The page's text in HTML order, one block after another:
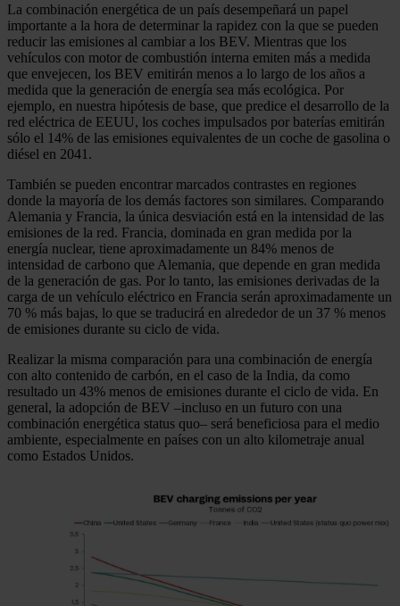
La combinación energética de un país desempeñará un papel
importante a la hora de determinar la rapidez con la que se pueden
reducir las emisiones al cambiar a los BEV. Mientras que los
vehículos con motor de combustión interna emiten más a medida
que envejecen, los BEV emitirán menos a lo largo de los años a
medida que la generación de energía sea más ecológica. Por
ejemplo, en nuestra hipótesis de base, que predice el desarrollo de la
red eléctrica de EEUU, los coches impulsados por baterías emitirán
sólo el 14% de las emisiones equivalentes de un coche de gasolina o
diésel en 2041.
También se pueden encontrar marcados contrastes en regiones
donde la mayoría de los demás factores son similares. Comparando
Alemania y Francia, la única desviación está en la intensidad de las
emisiones de la red. Francia, dominada en gran medida por la
energía nuclear, tiene aproximadamente un 84% menos de
intensidad de carbono que Alemania, que depende en gran medida
de la generación de gas. Por lo tanto, las emisiones derivadas de la
carga de un vehículo eléctrico en Francia serán aproximadamente un
70 % más bajas, lo que se traducirá en alrededor de un 37 % menos
de emisiones durante su ciclo de vida.
Realizar la misma comparación para una combinación de energía
con alto contenido de carbón, en el caso de la India, da como
resultado un 43% menos de emisiones durante el ciclo de vida. En
general, la adopción de BEV –incluso en un futuro con una
combinación energética status quo– será beneficiosa para el medio
ambiente, especialmente en países con un alto kilometraje anual
como Estados Unidos.